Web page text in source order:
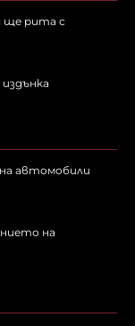
ще рита с
автомобили
на